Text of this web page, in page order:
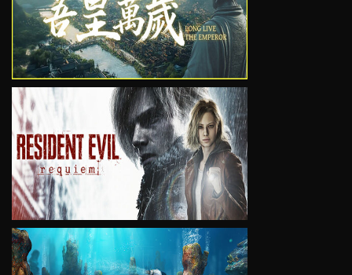
VIEW
VIEW